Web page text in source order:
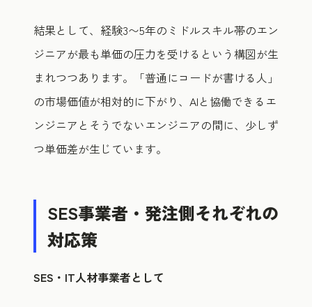
結果として、経験3〜5年のミドルスキル帯のエン
ジニアが最も単価の圧力を受けるという構図が生
まれつつあります。「普通にコードが書ける人」
の市場価値が相対的に下がり、AIと協働できるエ
ンジニアとそうでないエンジニアの間に、少しず
つ単価差が生じています。
SES事業者・発注側それぞれの
対応策
SES・IT人材事業者として